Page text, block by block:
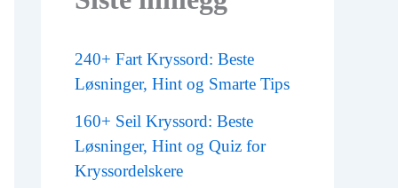
240+ Fart Kryssord: Beste
Løsninger, Hint og Smarte Tips
160+ Seil Kryssord: Beste
Løsninger, Hint og Quiz for
Kryssordelskere